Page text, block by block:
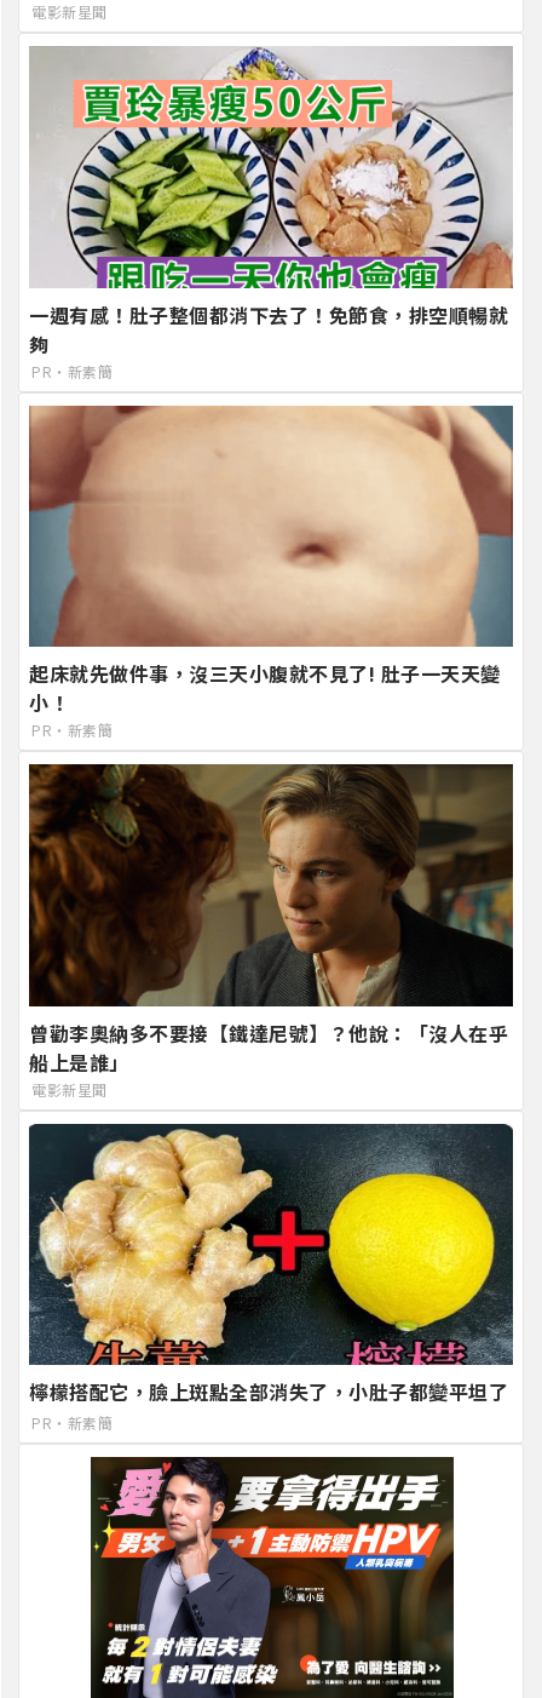
電影新星聞
一週有感！肚子整個都消下去了！免節食，排空順暢就
夠
PR・新素簡
起床就先做件事，沒三天小腹就不見了! 肚子一天天變
小！
PR・新素簡
曾勸李奧納多不要接【鐵達尼號】？他說：「沒人在乎
船上是誰」
電影新星聞
檸檬搭配它，臉上斑點全部消失了，小肚子都變平坦了
PR・新素簡